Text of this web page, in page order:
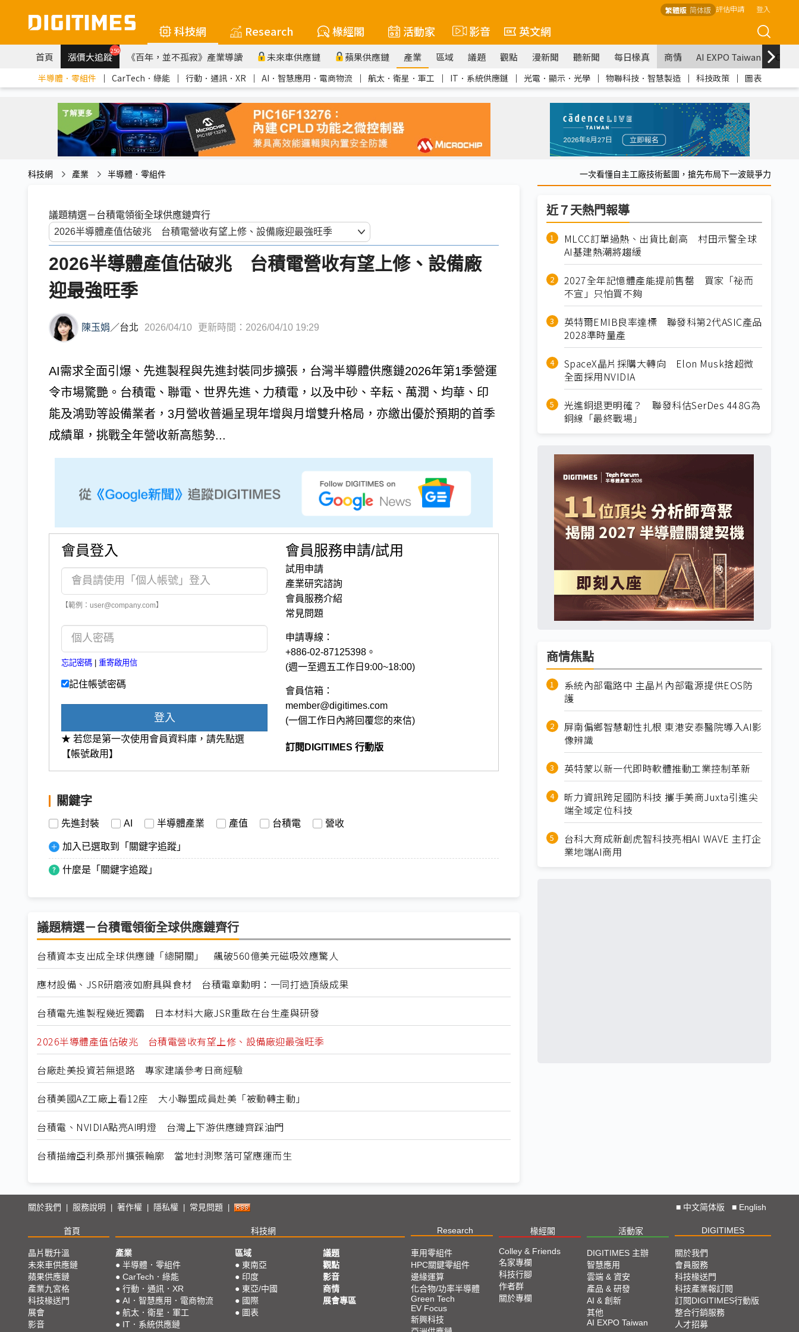
繁體版 简体版 評估申請 登入
科技網 Research 椽經閣 活動家 影音 英文網
首頁 漲價大追蹤259 《百年，並不孤寂》產業導讀 未來車供應鏈 蘋果供應鏈 產業 區域 議題 觀點 漫新聞 聽新聞 每日椽真 商情 AI EXPO Taiwan
半導體．零組件 ｜ CarTech．綠能 ｜ 行動．通訊．XR ｜ AI．智慧應用．電商物流 ｜ 航太．衛星．軍工 ｜ IT．系統供應鏈 ｜ 光電．顯示．光學 ｜ 物聯科技．智慧製造 ｜ 科技政策 ｜ 圖表
科技網 產業 半導體．零組件 一次看懂自主工廠技術藍圖，搶先布局下一波競爭力
議題精選－台積電領銜全球供應鏈齊行
2026半導體產值估破兆 台積電營收有望上修、設備廠
迎最強旺季
陳玉娟 ／台北 2026/04/10 更新時間：2026/04/10 19:29
AI需求全面引爆、先進製程與先進封裝同步擴張，台灣半導體供應鏈2026年第1季營運
令市場驚艷。台積電、聯電、世界先進、力積電，以及中砂、辛耘、萬潤、均華、印
能及鴻勁等設備業者，3月營收普遍呈現年增與月增雙升格局，亦繳出優於預期的首季
成績單，挑戰全年營收新高態勢...
會員登入
【範例：user@company.com】
忘記密碼 重寄啟用信
記住帳號密碼
登入
★ 若您是第一次使用會員資料庫，請先點選
【帳號啟用】
會員服務申請/試用
試用申請
產業研究諮詢
會員服務介紹
常見問題
申請專線：
+886-02-87125398。
(週一至週五工作日9:00~18:00)
會員信箱：
member@digitimes.com
(一個工作日內將回覆您的來信)
訂閱DIGITIMES 行動版
關鍵字
先進封裝 AI 半導體產業 產值 台積電 營收
加入已選取到「關鍵字追蹤」
什麼是「關鍵字追蹤」
議題精選－台積電領銜全球供應鏈齊行
台積資本支出成全球供應鏈「總開關」 飆破560億美元磁吸效應驚人
應材設備、JSR研磨液如廚具與食材 台積電章勳明：一同打造頂級成果
台積電先進製程幾近獨霸 日本材料大廠JSR重啟在台生產與研發
2026半導體產值估破兆 台積電營收有望上修、設備廠迎最強旺季
台廠赴美投資若無退路 專家建議參考日商經驗
台積美國AZ工廠上看12座 大小聯盟成員赴美「被動轉主動」
台積電、NVIDIA點亮AI明燈 台灣上下游供應鏈齊踩油門
台積描繪亞利桑那州擴張輪廓 當地封測聚落可望應運而生
近７天熱門報導
MLCC訂單過熱、出貨比創高 村田示警全球
AI基建熱潮將趨緩
2027全年記憶體產能提前售罄 買家「祕而
不宣」只怕買不夠
英特爾EMIB良率達標 聯發科第2代ASIC產品
2028準時量產
SpaceX晶片採購大轉向 Elon Musk捨超微
全面採用NVIDIA
光進銅退更明確？ 聯發科估SerDes 448G為
銅線「最終戰場」
商情焦點
系統內部電路中 主晶片內部電源提供EOS防
護
屏南偏鄉智慧韌性扎根 東港安泰醫院導入AI影
像辨識
英特蒙以新一代即時軟體推動工業控制革新
昕力資訊跨足國防科技 攜手美商Juxta引進尖
端全域定位科技
台科大育成新創虎智科技亮相AI WAVE 主打企
業地端AI商用
關於我們 服務說明 著作權 隱私權 常見問題 ■ 中文简体版 ■ English
首頁 科技網 Research 椽經閣 活動家 DIGITIMES
晶片戰升溫
未來車供應鏈
蘋果供應鏈
產業九宮格
科技椽送門
展會
影音
產業
● 半導體．零組件
● CarTech．綠能
● 行動．通訊．XR
● AI．智慧應用．電商物流
● 航太．衛星．軍工
● IT．系統供應鏈
區域
● 東南亞
● 印度
● 東亞/中國
● 國際
● 圖表
議題
觀點
影音
商情
展會專區
車用零組件
HPC關鍵零組件
邊緣運算
化合物/功率半導體
Green Tech
EV Focus
新興科技
Colley & Friends
名家專欄
科技行腳
作者群
關於專欄
DIGITIMES 主辦
智慧應用
雲端 & 資安
產品 & 研發
AI & 創新
其他
AI EXPO Taiwan
關於我們
會員服務
科技椽送門
科技產業報訂閱
訂閱DIGITIMES行動版
整合行銷服務
人才招募